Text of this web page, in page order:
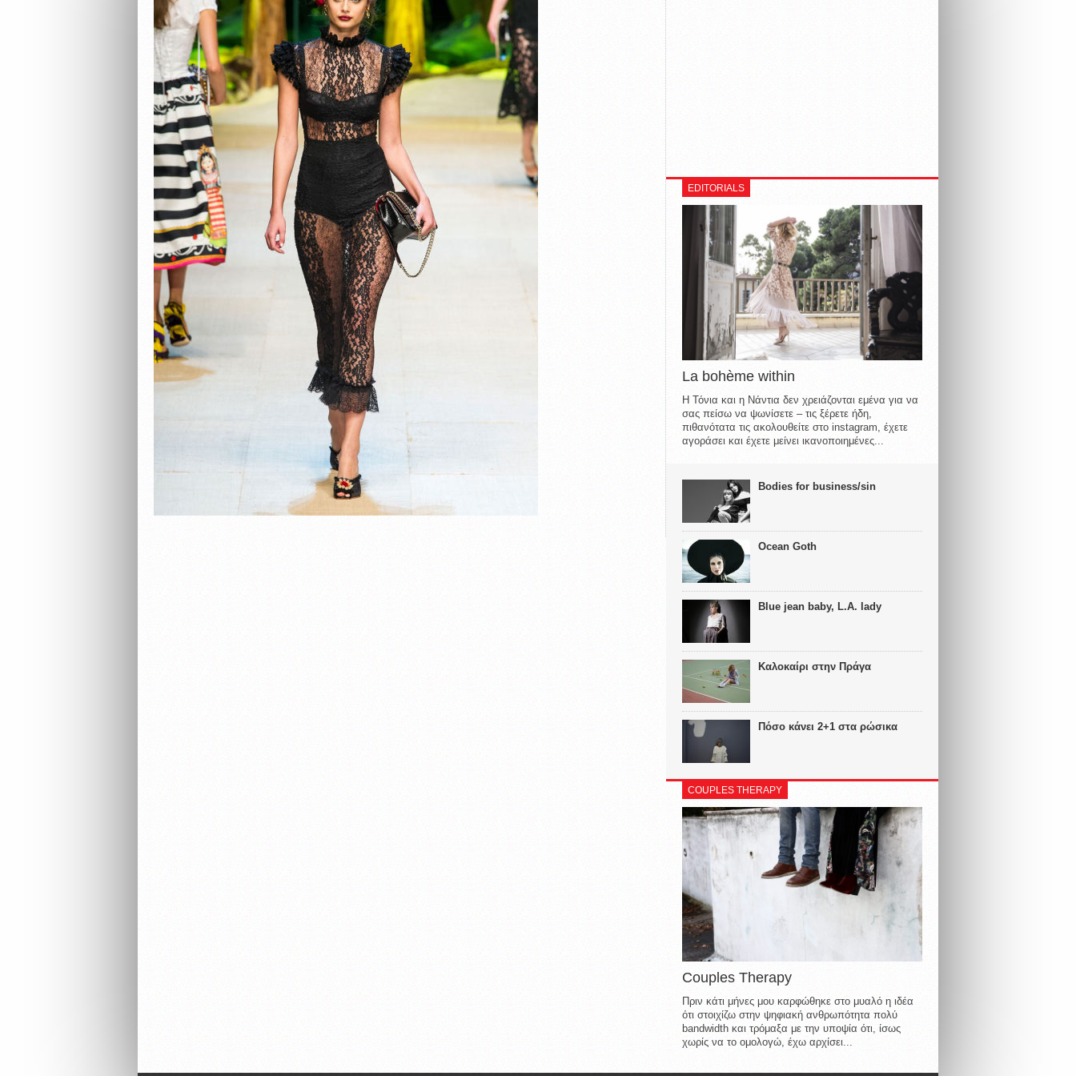
EDITORIALS
La bohème within
Η Τόνια και η Νάντια δεν χρειάζονται εμένα για να
σας πείσω να ψωνίσετε – τις ξέρετε ήδη,
πιθανότατα τις ακολουθείτε στο instagram, έχετε
αγοράσει και έχετε μείνει ικανοποιημένες...
Bodies for business/sin
Ocean Goth
Blue jean baby, L.A. lady
Καλοκαίρι στην Πράγα
Πόσο κάνει 2+1 στα ρώσικα
COUPLES THERAPY
Couples Therapy
Πριν κάτι μήνες μου καρφώθηκε στο μυαλό η ιδέα
ότι στοιχίζω στην ψηφιακή ανθρωπότητα πολύ
bandwidth και τρόμαξα με την υποψία ότι, ίσως
χωρίς να το ομολογώ, έχω αρχίσει...